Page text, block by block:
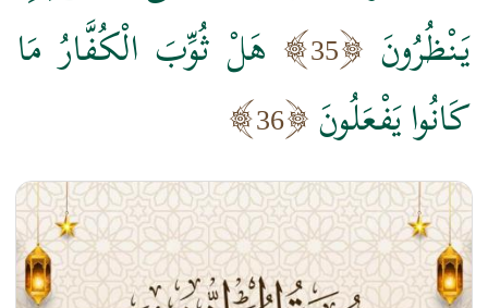
يَنْظُرُونَ
35
هَلْ ثُوِّبَ الْكُفَّارُ مَا
كَانُوا يَفْعَلُونَ
36